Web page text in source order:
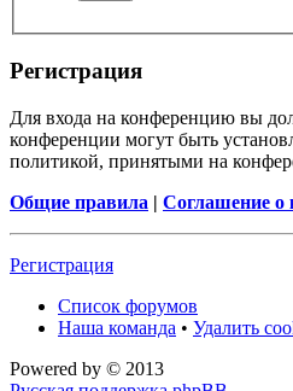
Регистрация
Для входа на конференцию вы
конференции могут быть
политикой, принятыми на
Общие правила | Соглашение о
Регистрация
Список форумов
Наша команда • Удалить
Powered by © 2013